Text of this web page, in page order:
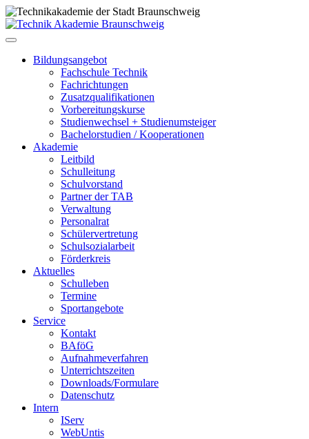
Bildungsangebot
Fachschule Technik
Fachrichtungen
Zusatzqualifikationen
Vorbereitungskurse
Studienwechsel + Studienumsteiger
Bachelorstudien / Kooperationen
Akademie
Leitbild
Schulleitung
Schulvorstand
Partner der TAB
Verwaltung
Personalrat
Schülervertretung
Schulsozialarbeit
Förderkreis
Aktuelles
Schulleben
Termine
Sportangebote
Service
Kontakt
BAföG
Aufnahmeverfahren
Unterrichtszeiten
Downloads/Formulare
Datenschutz
Intern
IServ
WebUntis